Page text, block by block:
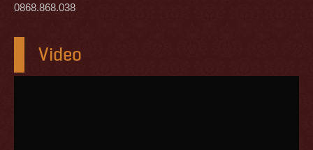
0868.868.038
Video